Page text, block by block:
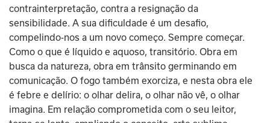
contrainterpretação, contra a resignação da
sensibilidade. A sua dificuldade é um desafio,
compelindo-nos a um novo começo. Sempre começar.
Como o que é líquido e aquoso, transitório. Obra em
busca da natureza, obra em trânsito germinando em
comunicação. O fogo também exorciza, e nesta obra ele
é febre e delírio: o olhar delira, o olhar não vê, o olhar
imagina. Em relação comprometida com o seu leitor,